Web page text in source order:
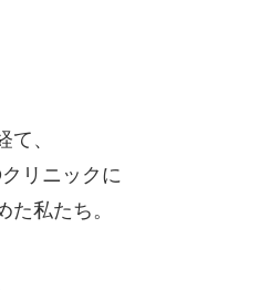
て、
リニックに
た私たち。